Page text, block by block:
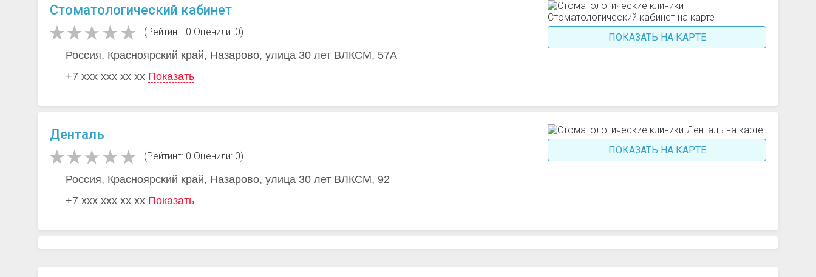
Стоматологический кабинет
(Рейтинг: 0 Оценили: 0)
Россия, Красноярский край, Назарово, улица 30 лет ВЛКСМ, 57А
+7 xxx xxx xx xx Показать
ПОКАЗАТЬ НА КАРТЕ
Денталь
(Рейтинг: 0 Оценили: 0)
Россия, Красноярский край, Назарово, улица 30 лет ВЛКСМ, 92
+7 xxx xxx xx xx Показать
ПОКАЗАТЬ НА КАРТЕ